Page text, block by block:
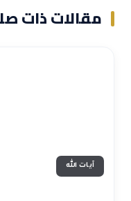
مقالات ذات
آيات الله